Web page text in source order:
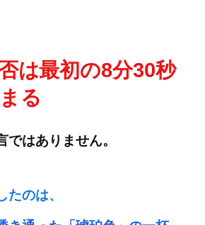
は最初の8分30秒
る
ではありません。
たのは、